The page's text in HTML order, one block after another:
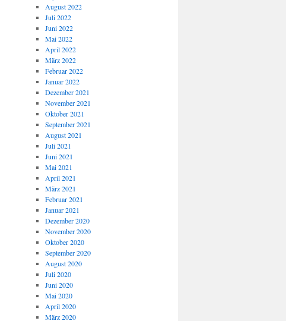
August 2022
Juli 2022
Juni 2022
Mai 2022
April 2022
März 2022
Februar 2022
Januar 2022
Dezember 2021
November 2021
Oktober 2021
September 2021
August 2021
Juli 2021
Juni 2021
Mai 2021
April 2021
März 2021
Februar 2021
Januar 2021
Dezember 2020
November 2020
Oktober 2020
September 2020
August 2020
Juli 2020
Juni 2020
Mai 2020
April 2020
März 2020